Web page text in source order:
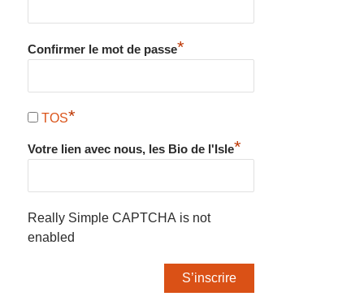
Confirmer le mot de passe*
TOS*
Votre lien avec nous, les Bio de l'Isle*
Really Simple CAPTCHA is not
enabled